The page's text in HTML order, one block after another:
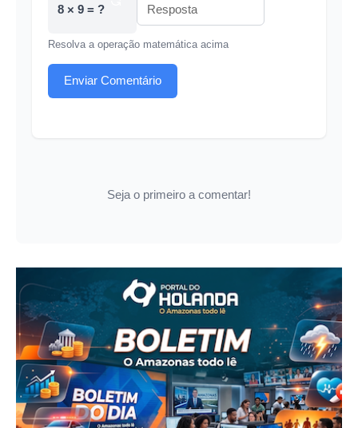
8 × 9 = ?
Resolva a operação matemática acima
Enviar Comentário
Seja o primeiro a comentar!